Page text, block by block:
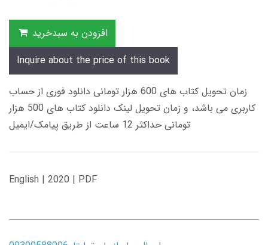
افزودن به سبدخرید
Inquire about the price of this book
زمان تحویل کتاب های 600 هزار تومانی دانلود فوری از حساب
کاربری می باشد، و زمان تحویل لینک دانلود کتاب های 500 هزار
تومانی حداکثر 12 ساعت از طریق پیامک/ایمیل
English | 2020 | PDF